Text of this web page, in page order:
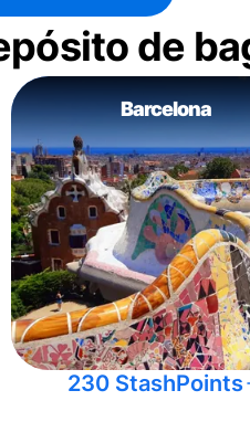
de
Barcelona
230 StashPoints